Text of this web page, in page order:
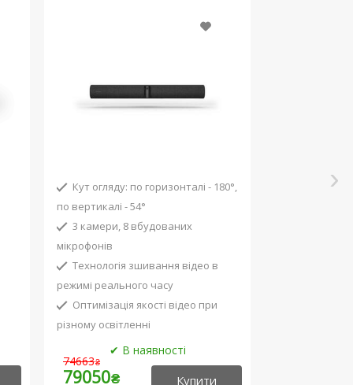
Кут огляду: по горизонталі - 180°,
по вертикалі - 54°
3 камери, 8 вбудованих
мікрофонів
Технологія зшивання відео в
режимі реального часу
Оптимізація якості відео при
різному освітленні
Сертифіковано для роботи з
Microsoft Teams
74663₴
79050₴